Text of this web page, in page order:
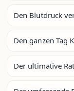
Den Blutdruck
Den ganzen Tag
Der ultimative